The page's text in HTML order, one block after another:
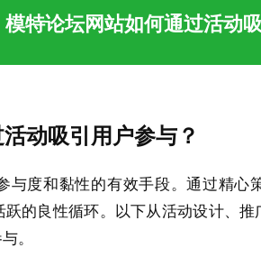
模特论坛网站如何通过活动
动吸引用户参与？
与度和黏性的有效手段。通过精心
的良性循环。以下从活动设计、
。